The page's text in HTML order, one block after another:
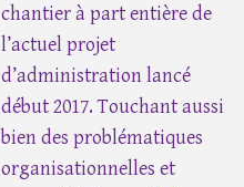
chantier à part entière de
l’actuel projet
d’administration lancé
début 2017. Touchant aussi
bien des problématiques
organisationnelles et